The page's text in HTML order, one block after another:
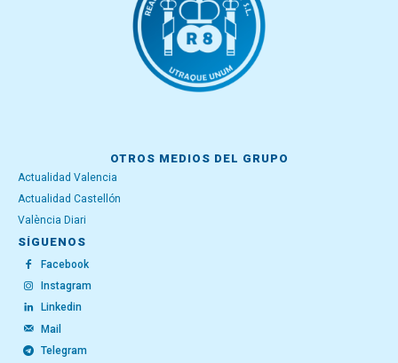
OTROS MEDIOS DEL GRUPO
Actualidad Valencia
Actualidad Castellón
València Diari
SÍGUENOS
Facebook
Instagram
Linkedin
Mail
Telegram